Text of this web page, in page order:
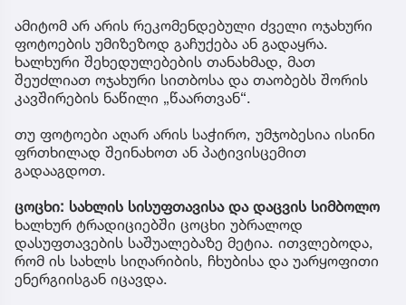
ამიტომ არ არის რეკომენდებული ძველი ოჯახური
ფოტოების უმიზეზოდ გაჩუქება ან გადაყრა.
ხალხური შეხედულებების თანახმად, მათ
შეუძლიათ ოჯახური სითბოსა და თაობებს შორის
კავშირების ნაწილი „წაართვან“.
თუ ფოტოები აღარ არის საჭირო, უმჯობესია ისინი
ფრთხილად შეინახოთ ან პატივისცემით
გადააგდოთ.
ცოცხი: სახლის სისუფთავისა და დაცვის სიმბოლო
ხალხურ ტრადიციებში ცოცხი უბრალოდ
დასუფთავების საშუალებაზე მეტია. ითვლებოდა,
რომ ის სახლს სიღარიბის, ჩხუბისა და უარყოფითი
ენერგიისგან იცავდა.